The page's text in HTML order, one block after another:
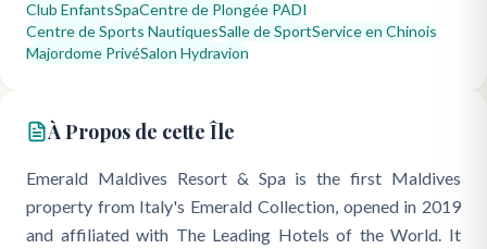
Club EnfantsSpaCentre de Plongée PADI
Centre de Sports NautiquesSalle de SportService en Chinois
Majordome PrivéSalon Hydravion
À Propos de cette Île
Emerald Maldives Resort & Spa is the first Maldives
property from Italy's Emerald Collection, opened in 2019
and affiliated with The Leading Hotels of the World. It